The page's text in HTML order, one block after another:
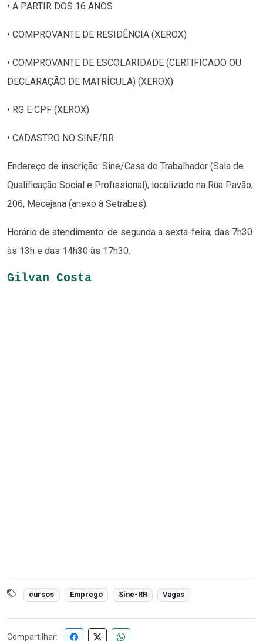
• A PARTIR DOS 16 ANOS
• COMPROVANTE DE RESIDÊNCIA (XEROX)
• COMPROVANTE DE ESCOLARIDADE (CERTIFICADO OU
DECLARAÇÃO DE MATRÍCULA) (XEROX)
• RG E CPF (XEROX)
• CADASTRO NO SINE/RR
Endereço de inscrição: Sine/Casa do Trabalhador (Sala de
Qualificação Social e Profissional), localizado na Rua Pavão,
206, Mecejana (anexo à Setrabes).
Horário de atendimento: de segunda a sexta-feira, das 7h30
às 13h e das 14h30 às 17h30.
Gilvan Costa
cursos Emprego Sine-RR Vagas
Compartilhar: